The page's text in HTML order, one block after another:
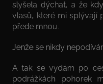
slyšela dýchat, a že
vlasů, které mi splývají
přede mnou.
Jenže se nikdy
A tak se vydám po
podrážkách pohorek